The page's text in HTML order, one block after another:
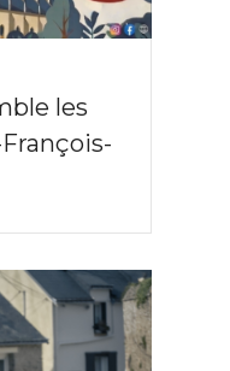
les